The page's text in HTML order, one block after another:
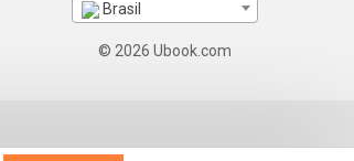
Brasil
© 2026 Ubook.com